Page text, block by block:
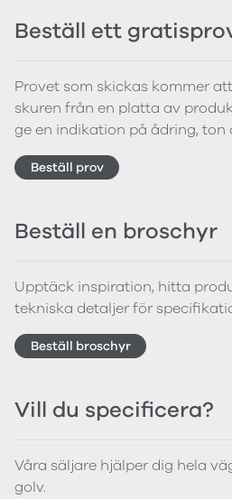
Beställ ett
Provet som skickas kommer
skuren från en platta av
ge en indikation på ådring, ton
Beställ prov
Beställ en broschyr
Upptäck inspiration, hitta
tekniska detaljer för
Beställ broschyr
Vill du specificera?
Våra säljare hjälper dig hela
golv.